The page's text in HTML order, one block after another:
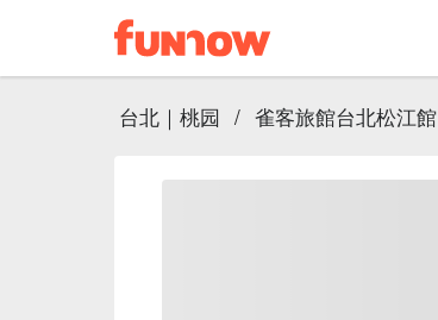
台北｜桃园 / 雀客旅館台北松江館